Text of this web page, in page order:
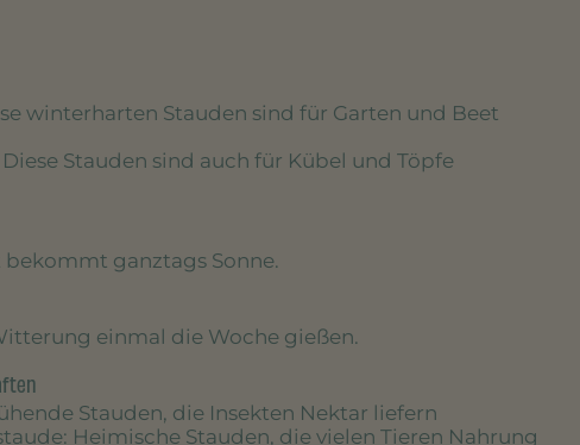
winterharten Stauden sind für Garten und Beet
Diese Stauden sind auch für Kübel und Töpfe
bekommt ganztags Sonne.
einmal die Woche gießen.
Stauden, die Insekten Nektar liefern
: Heimische Stauden, die vielen Tieren Nahrung